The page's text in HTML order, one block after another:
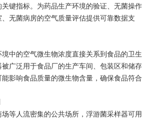
键指标。为药品生产环境的验证、无菌操作
、无菌病房的空气质量评估提供可靠数据支
的空气微生物浓度直接关系到食品的卫生
广泛用于食品厂的生产车间、包装区和储存
能影响食品质量的微生物含量，确保食品符合
人流密集的公共场所，浮游菌采样器可用